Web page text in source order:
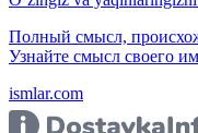
Полный смысл,
Узнайте смысл своего
ismlar.com